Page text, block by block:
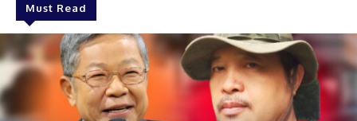
Must Read